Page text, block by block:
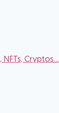
Cryptos...)